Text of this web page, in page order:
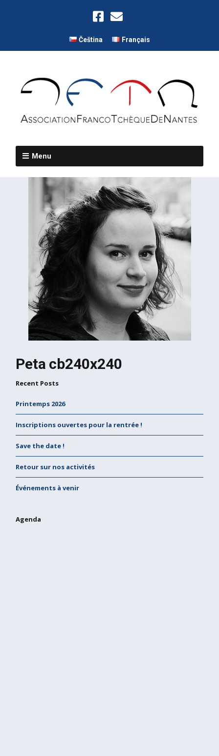
Čeština Français
Menu
Peta cb240x240
Recent Posts
Printemps 2026
Inscriptions ouvertes pour la rentrée !
Save the date !
Retour sur nos activités
Événements à venir
Agenda